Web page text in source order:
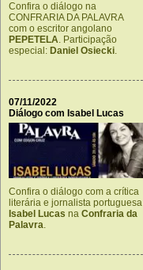
Confira o diálogo na
CONFRARIA DA PALAVRA
com o escritor angolano
PEPETELA. Participação
especial: Daniel Osiecki.
07/11/2022
Diálogo com Isabel Lucas
Confira o diálogo com a crítica
literária e jornalista portuguesa
Isabel Lucas na Confraria da
Palavra.